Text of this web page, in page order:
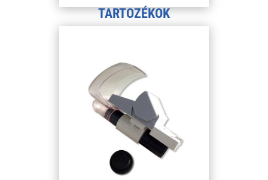
TARTOZÉKOK